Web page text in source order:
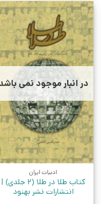
در انبار موجود نمی
ادبیات ایران
کتاب طلا در طلا (2 جلدی) |
انتشارات نشر بهنود